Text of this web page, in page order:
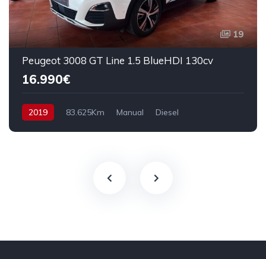
19
Peugeot 3008 GT Line 1.5 BlueHDI 130cv
16.990€
2019 83.625Km Manual
Diesel